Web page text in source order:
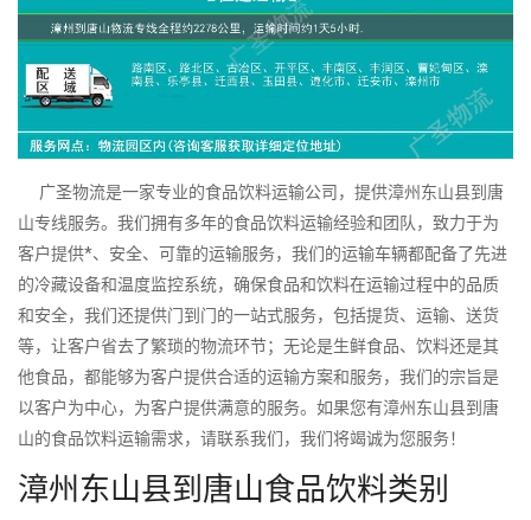
广圣物流是一家专业的食品饮料运输公司，提供漳州东山县到唐
山专线服务。我们拥有多年的食品饮料运输经验和团队，致力于为
客户提供*、安全、可靠的运输服务，我们的运输车辆都配备了先进
的冷藏设备和温度监控系统，确保食品和饮料在运输过程中的品质
和安全，我们还提供门到门的一站式服务，包括提货、运输、送货
等，让客户省去了繁琐的物流环节；无论是生鲜食品、饮料还是其
他食品，都能够为客户提供合适的运输方案和服务，我们的宗旨是
以客户为中心，为客户提供满意的服务。如果您有漳州东山县到唐
山的食品饮料运输需求，请联系我们，我们将竭诚为您服务！
漳州东山县到唐山食品饮料类别